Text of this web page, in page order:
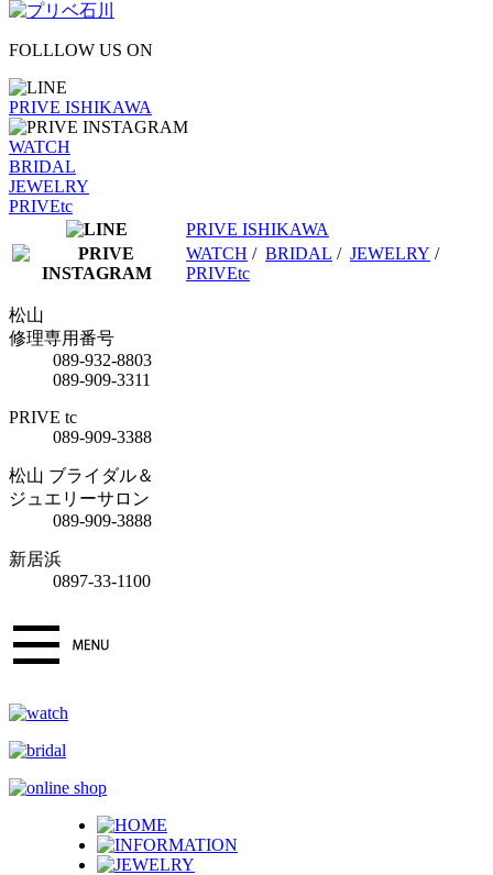
FOLLLOW US ON
PRIVE ISHIKAWA
WATCH
BRIDAL
JEWELRY
PRIVEtc
PRIVE ISHIKAWA
WATCH / BRIDAL / JEWELRY /
PRIVEtc
松山
修理専用番号
089-932-8803
089-909-3311
PRIVE tc
089-909-3388
松山 ブライダル＆
ジュエリーサロン
089-909-3888
新居浜
0897-33-1100